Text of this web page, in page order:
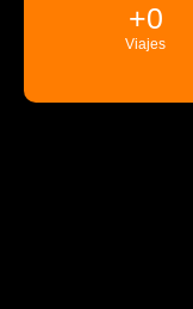
Viajes
+0